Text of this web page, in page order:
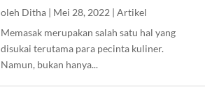
oleh Ditha | Mei 28, 2022 |Artikel
Memasak merupakan salah satu hal yang
disukai terutama para pecinta kuliner.
Namun, bukan hanya...